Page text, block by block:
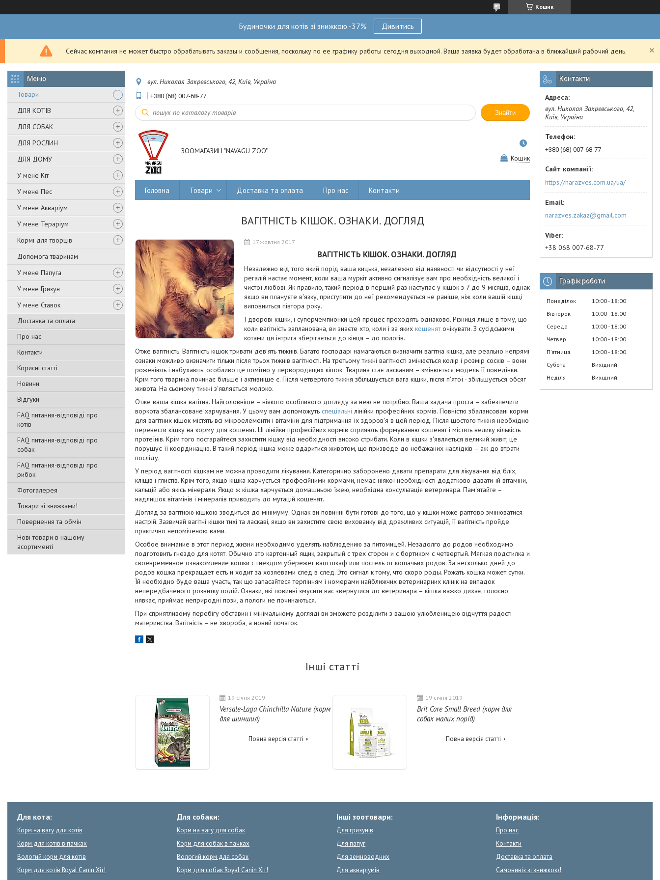
Кошик
Будиночки для котів зі знижкою -37% Дивитись
Сейчас компания не может быстро обрабатывать заказы и сообщения, поскольку по ее графику работы сегодня выходной. Ваша заявка будет обработана в ближайший рабочий день.
Товари
ДЛЯ КОТІВ
ДЛЯ СОБАК
ДЛЯ РОСЛИН
ДЛЯ ДОМУ
У мене Кіт
У мене Пес
У мене Акваріум
У мене Тераріум
Кормі для творців
Допомога тваринам
У мене Папуга
У мене Гризун
У мене Ставок
Доставка та оплата
Про нас
Контакти
Корисні статті
Новини
Відгуки
FAQ питання-відповіді про
котів
FAQ питання-відповіді про
собак
FAQ питання-відповіді про
рибок
Фотогалерея
Товари зі знижками!
Повернення та обмін
Нові товари в нашому
асортименті
вул. Николая Закревського, 42, Київ, Україна
+380 (68) 007-68-77
Знайти
ЗООМАГАЗИН "NAVAGU ZOO"
Кошик
Головна Товари Доставка та оплата Про нас Контакти
ВАГІТНІСТЬ КІШОК. ОЗНАКИ. ДОГЛЯД
17 жовтня 2017
ВАГІТНІСТЬ КІШОК. ОЗНАКИ. ДОГЛЯД
Незалежно від того який порід ваша кицька, незалежно від наявності чи відсутності у неї
регалій настає момент, коли ваша муркіт активно сигналізує вам про необхідність великої і
чистої любові. Як правило, такий період в перший раз наступає у кішок з 7 до 9 місяців, однак
якщо ви плануєте в'язку, приступити до неї рекомендується не раніше, ніж коли вашій кішці
виповниться півтора року.
І дворові кішки, і суперчемпионки цей процес проходять однаково. Різниця лише в тому, що
коли вагітність запланована, ви знаєте хто, коли і за яких кошеняточікувати. З сусідськими
котами ця інтрига зберігається до кінця – до пологів.
Отже вагітність. Вагітність кішок тривати дев'ять тижнів. Багато господарі намагаються визначити вагітна кішка, але реально непрямі
ознаки можливо визначити тільки після трьох тижнів вагітності. На третьому тижні вагітності змінюється колір і розмір сосків – вони
рожевіють і набухають, особливо це помітно у первородящих кішок. Тварина стає ласкавим – змінюється модель її поведінки.
Крім того тварина починає більше і активніше є. Після четвертого тижня збільшується вага кішки, після п'ятої - збільшується обсяг
живота. На сьомому тижні з'являється молоко.
Отже ваша кішка вагітна. Найголовніше – ніякого особливого догляду за нею не потрібно. Ваша задача проста – забезпечити
воркота збалансоване харчування. У цьому вам допоможуть спеціальні лінійки професійних кормів. Повністю збалансовані корми
для вагітних кішок містять всі мікроелементи і вітаміни для підтримання їх здоров'я в цей період. Після шостого тижня необхідно
перевести кішку на корму для кошенят. Ці лінійки професійних кормів сприяють формуванню кошенят і містять велику кількість
протеїнів. Крім того постарайтеся захистити кішку від необхідності високо стрибати. Коли в кішки з'являється великий живіт, це
порушує її координацію. В такий період кішка може вдаритися животом, що призведе до небажаних наслідків – аж до втрати
посліду.
У період вагітності кішкам не можна проводити лікування. Категорично заборонено давати препарати для лікування від бліх,
кліщів і глистів. Крім того, якщо кішка харчується професійними кормами, немає ніякої необхідності додатково давати їй вітаміни,
кальцій або якісь мінерали. Якщо ж кішка харчується домашньою їжею, необхідна консультація ветеринара. Пам'ятайте –
надлишок вітамінів і мінералів приводить до мутацій кошенят.
Догляд за вагітною кішкою зводиться до мінімуму. Однак ви повинні бути готові до того, що у кішки може раптово змінюватися
настрій. Зазвичай вагітні кішки тихі та ласкаві, якщо ви захистите свою вихованку від дражливих ситуацій, її вагітність пройде
практично непоміченою вами.
Особое внимание в этот период жизни необходимо уделять наблюдению за питомицей. Незадолго до родов необходимо
подготовить гнездо для котят. Обычно это картонный ящик, закрытый с трех сторон и с бортиком с четвертый. Мягкая подстилка и
своевременное ознакомление кошки с гнездом убережет ваш шкаф или постель от кошачьих родов. За несколько дней до
родов кошка прекращает есть и ходит за хозяевами след в след. Это сигнал к тому, что скоро роды. Рожать кошка может сутки.
Їй необхідно буде ваша участь, так що запасайтеся терпінням і номерами найближчих ветеринарних клінік на випадок
непередбаченого розвитку подій. Ознаки, які повинні змусити вас звернутися до ветеринара – кішка важко дихає, голосно
нявкає, приймає неприродні пози, а пологи не починаються.
При сприятливому перебігу обставин і мінімальному догляді ви зможете розділити з вашою улюбленицею відчуття радості
материнства. Вагітність – не хвороба, а новий початок.
Інші статті
19 січня 2019
Versale-Laga Chinchilla Nature (корм
для шиншил)
Повна версія статті
19 січня 2019
Brit Care Small Breed (корм для
собак малих порід)
Повна версія статті
Контакти
вул. Николая Закревського, 42,
Київ, Україна
+380 (68) 007-68-77
https://narazves.com.ua/ua/
narazves.zakaz@gmail.com
+38 068 007-68-77
Графік роботи
Понеділок 10:00 18:00
Вівторок
10:00 18:00
Середа
10:00 18:00
Четвер
10:00 18:00
Пʼятниця
10:00 18:00
Субота
Вихідний
Неділя
Вихідний
Для кота:
Корм на вагу для котів
Корм для котів в пачках
Вологий корм для котів
Корм для котів Royal Canin Хіт!
Для собаки:
Корм на вагу для собак
Корм для собак в пачках
Вологий корм для собак
Корм для собак Royal Canin Хіт!
Інші зоотовари:
Для гризунів
Для папуг
Для земноводних
Для акваріумів
Інформація:
Про нас
Контакти
Доставка та оплата
Самовивіз зі знижкою!